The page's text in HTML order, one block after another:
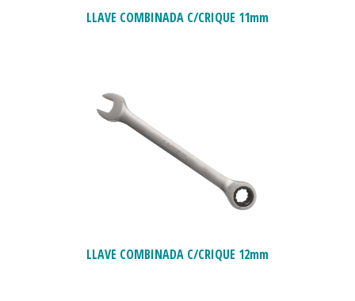
LLAVE COMBINADA C/CRIQUE 11mm
LLAVE COMBINADA C/CRIQUE 12mm